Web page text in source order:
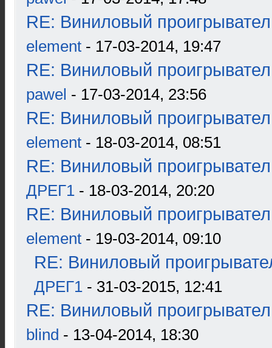
RE: Виниловый
element - 17-03-2014, 19:47
RE: Виниловый
pawel - 17-03-2014, 23:56
RE: Виниловый
element - 18-03-2014, 08:51
RE: Виниловый
ДРЕГ1 - 18-03-2014, 20:20
RE: Виниловый
element - 19-03-2014, 09:10
RE: Виниловый
ДРЕГ1 - 31-03-2015, 12:41
RE: Виниловый
blind - 13-04-2014, 18:30